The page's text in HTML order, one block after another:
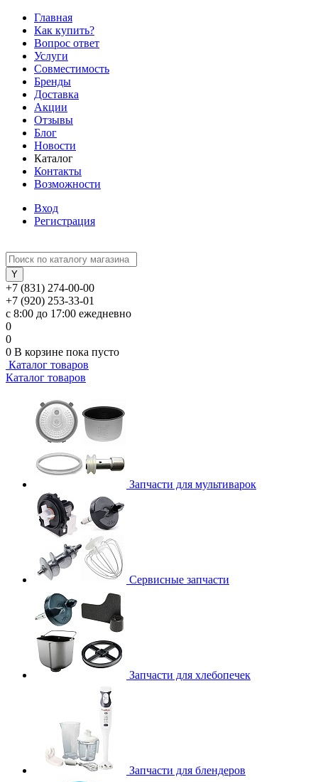
Главная
Как купить?
Вопрос ответ
Услуги
Совместимость
Бренды
Доставка
Акции
Отзывы
Блог
Новости
Каталог
Контакты
Возможности
Вход
Регистрация
+7 (831) 274-00-00
+7 (920) 253-33-01
с 8:00 до 17:00 ежедневно
0
0
0 В корзине пока пусто
Каталог товаров
Каталог товаров
Запчасти для мультиварок
Сервисные запчасти
Запчасти для хлебопечек
Запчасти для блендеров